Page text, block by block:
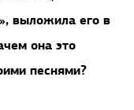
выложила его в
она это
песнями?